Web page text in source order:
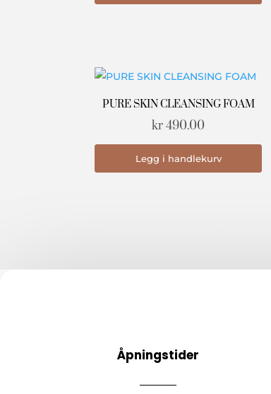
PURE SKIN CLEANSING FOAM
kr490.00
Legg i handlekurv
Åpningstider